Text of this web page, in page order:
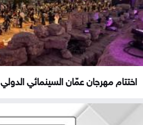
اختتام مهرجان عمّان السينمائي الدولي